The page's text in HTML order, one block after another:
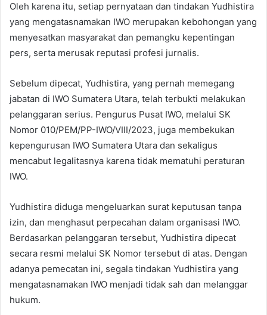
Oleh karena itu, setiap pernyataan dan tindakan Yudhistira
yang mengatasnamakan IWO merupakan kebohongan yang
menyesatkan masyarakat dan pemangku kepentingan
pers, serta merusak reputasi profesi jurnalis.
Sebelum dipecat, Yudhistira, yang pernah memegang
jabatan di IWO Sumatera Utara, telah terbukti melakukan
pelanggaran serius. Pengurus Pusat IWO, melalui SK
Nomor 010/PEM/PP-IWO/VIII/2023, juga membekukan
kepengurusan IWO Sumatera Utara dan sekaligus
mencabut legalitasnya karena tidak mematuhi peraturan
IWO.
Yudhistira diduga mengeluarkan surat keputusan tanpa
izin, dan menghasut perpecahan dalam organisasi IWO.
Berdasarkan pelanggaran tersebut, Yudhistira dipecat
secara resmi melalui SK Nomor tersebut di atas. Dengan
adanya pemecatan ini, segala tindakan Yudhistira yang
mengatasnamakan IWO menjadi tidak sah dan melanggar
hukum.